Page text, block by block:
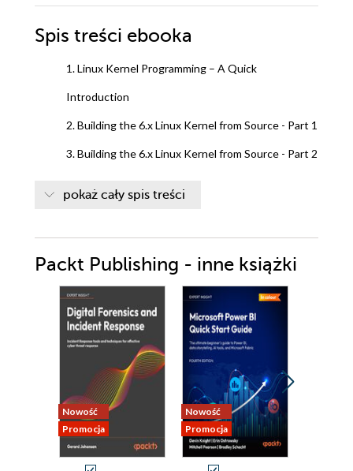
Spis treści ebooka
1. Linux Kernel Programming – A Quick
Introduction
2. Building the 6.x Linux Kernel from Source - Part 1
3. Building the 6.x Linux Kernel from Source - Part 2
6. Kernel Internals Essentials - Processes and
Threads
7. Memory Management Internals - Essentials
8. Kernel Memory Allocation for Module Authors -
Part 1
9. Kernel Memory Allocation for Module Authors -
Part 2
10. The CPU Scheduler - Part 1
11. The CPU Scheduler - Part 2
pokaż cały spis treści
Packt Publishing - inne książki
Nowość
Promocja
Nowość
Promocja